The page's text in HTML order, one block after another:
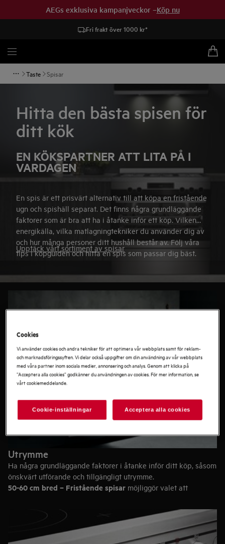
AEGs exklusiva kampanjveckor –Köp nu
Fri frakt över 1000 kr*
Taste Spisar
Hitta den bästa spisen för
ditt kök
EN KÖKSPARTNER ATT LITA PÅ I
VARDAGEN
En spis är ett prisvärt alternativ till att köpa en fristående
ugn och spishäll separat. Det finns några grundläggande
faktorer som är bra att ha i åtanke inför ett köp. Vilken
energikälla, vilka matlagningtekniker du använder dig av
och hur många personer ditt hushåll består av. Följ våra
tips i köpguiden och hitta en spis som passar dig bäst.
Upptäck vårt sortiment av spisar
Utrymme
Ha några grundläggande faktorer i åtanke inför ditt köp, såsom
önskvärt utförande och tillgängligt utrymme.
50-60 cm bred – Fristående spisar möjliggör valet att
Innan du gör ditt slutgiltiga val av spis, rekommenderar
vi att du läser vår köpguide för
ochugnar.
Cookies
Vi använder cookies och andra tekniker för att optimera vår webbplats samt för reklam-
och marknadsföringssyften. Vi delar också uppgifter om din användning av vår webbplats
med våra partner inom sociala medier, annonsering och analys. Genom att klicka på
”Acceptera alla cookies” godkänner du användningen av cookies. För mer information, se
vårt cookiemeddelande.
Cookie-inställningar Acceptera alla cookies